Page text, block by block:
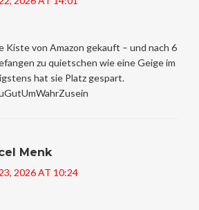
Kiste von Amazon gekauft – und nach 6
zu quietschen wie eine Geige im
hat sie Platz gespart.
Menk
2026 AT 10:24